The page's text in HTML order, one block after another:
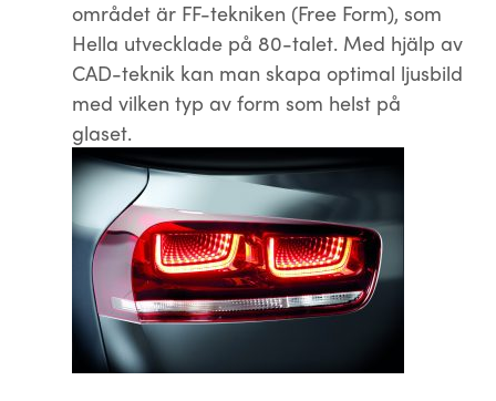
området är FF-tekniken (Free Form), som
Hella utvecklade på 80-talet. Med hjälp av
CAD-teknik kan man skapa optimal ljusbild
med vilken typ av form som helst på
glaset.